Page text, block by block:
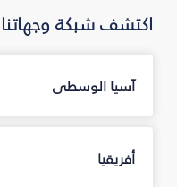
اكتشف شبكة وجهاتنا
آسيا الوسطى
أفريقيا